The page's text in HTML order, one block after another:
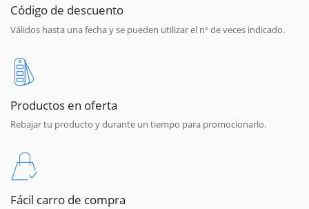
Código de descuento
Válidos hasta una fecha y se pueden utilizar el nº de veces indicado.
Productos en oferta
Rebajar tu producto y durante un tiempo para promocionarlo.
Fácil carro de compra